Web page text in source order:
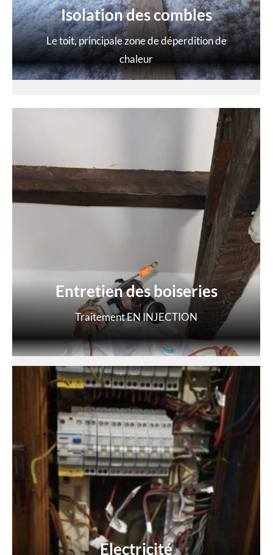
Isolation des combles
Le toit, principale zone de déperdition de
chaleur
Entretien des boiseries
Traitement EN INJECTION
Electricité